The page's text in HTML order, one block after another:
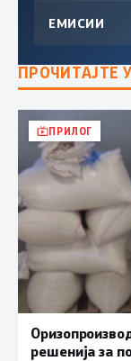
ЕМИСИИ
ПРОЧИТАЈТЕ
ПРИЛОГ
решенија за